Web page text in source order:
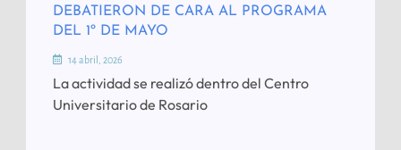
DEBATIERON DE CARA AL PROGRAMA
DEL 1º DE MAYO
14 abril, 2026
La actividad se realizó dentro del Centro
Universitario de Rosario